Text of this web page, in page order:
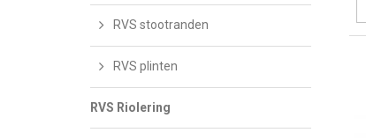
RVS stootranden
RVS plinten
RVS Riolering